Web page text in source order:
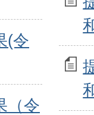
(令
（令